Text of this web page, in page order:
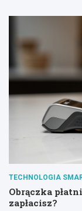
TECHNOLOGIA
Obrączka
zapłacisz?